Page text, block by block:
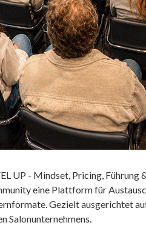
UP - Mindset, Pricing,
eine Plattform für
Gezielt ausgerichtet
Salonunternehmens.